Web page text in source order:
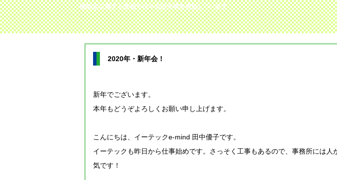
2020年・新年会！
新年でございます。
本年もどうぞよろしくお願い申し上げます。
こんにちは、イーテックe-mind 田中優子です。
イーテックも昨日から仕事始めです。さっそく工事もあるので、事務所には人
気です！